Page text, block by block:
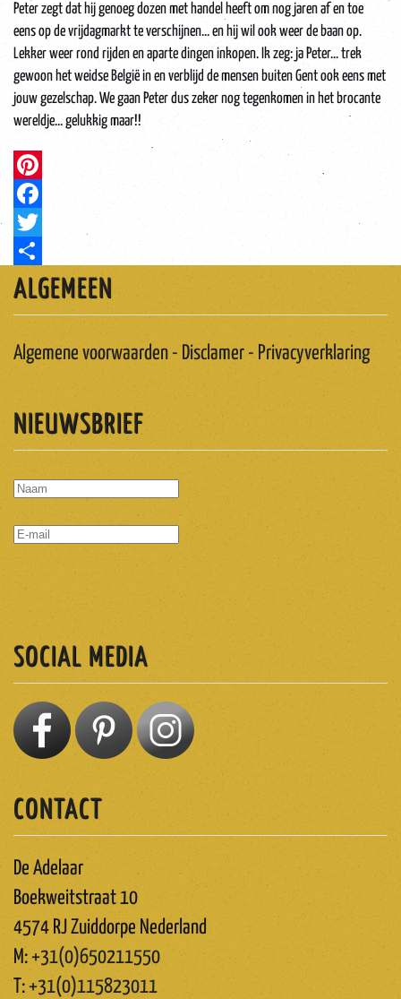
Peter zegt dat hij genoeg dozen met handel heeft om nog jaren af en toe
eens op de vrijdagmarkt te verschijnen... en hij wil ook weer de baan op.
Lekker weer rond rijden en aparte dingen inkopen. Ik zeg: ja Peter... trek
gewoon het weidse België in en verblijd de mensen buiten Gent ook eens met
jouw gezelschap. We gaan Peter dus zeker nog tegenkomen in het brocante
wereldje... gelukkig maar!!
Pinterest
Facebook
Twitter
Share
ALGEMEEN
Algemene voorwaarden - Disclamer - Privacyverklaring
NIEUWSBRIEF
SOCIAL MEDIA
CONTACT
De Adelaar
Boekweitstraat 10
4574 RJ Zuiddorpe Nederland
M:+31(0)650211550
T:+31(0)115823011